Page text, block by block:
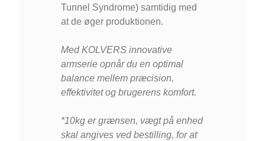
Tunnel Syndrome) samtidig med
at de øger produktionen.
Med KOLVERS innovative
armserie opnår du en optimal
balance mellem præcision,
effektivitet og brugerens komfort.
*10kg er grænsen, vægt på enhed
skal angives ved bestilling, for at